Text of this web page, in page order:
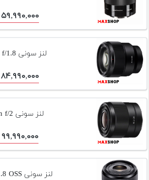
قیمت
دوربین
بله
۵۹,۹۹۰,۰۰۰ تومان
لنز سونی FE 85mm f/1.8
۸۴,۹۹۰,۰۰۰ تومان
لنز سونی FE 28mm f/2
۹۹,۹۹۰,۰۰۰ تومان
لنز سونی E 35mm f/1.8 OSS